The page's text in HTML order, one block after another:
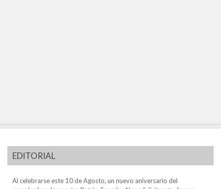
EDITORIAL
Al celebrarse este 10 de Agosto, un nuevo aniversario del